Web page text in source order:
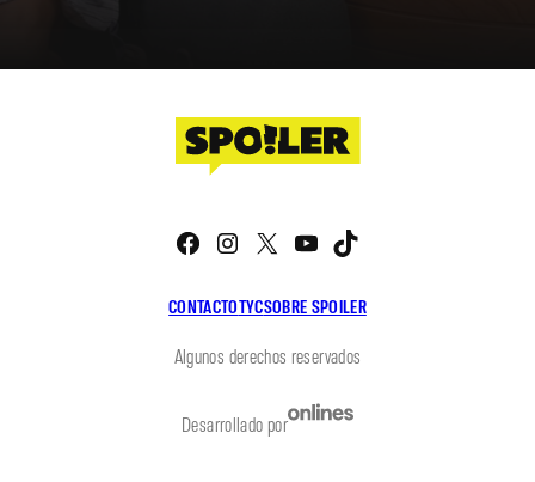
CONTACTOTYCSOBRE SPOILER
Facebook
Instagram
X YouTube
Algunos derechos reservados
Desarrollado por